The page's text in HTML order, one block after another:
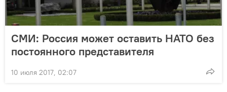
СМИ: Россия может оставить НАТО без
постоянного представителя
10 июля 2017, 02:07